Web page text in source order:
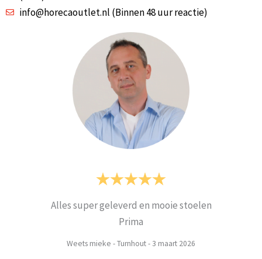
info@horecaoutlet.nl (Binnen 48 uur reactie)
Alles super geleverd en mooie stoelen
Prima
Weets mieke -Turnhout- 3 maart 2026